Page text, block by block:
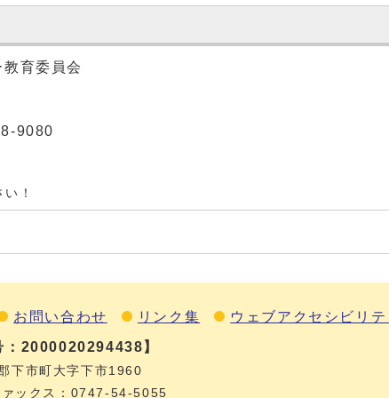
育委員会
9080
！
お問い合わせ リンク集
ウェブアクセシビリ
：2000020294438】
下市町大字下市1960
ァックス：0747‐54‐5055